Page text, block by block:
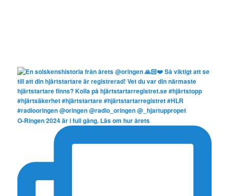
O-Ringen 2024 är i full gång. Läs om hur årets